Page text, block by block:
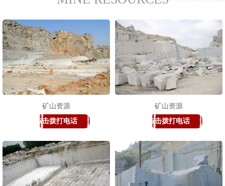
矿山资源
点击拨打电话
矿山资源
点击拨打电话